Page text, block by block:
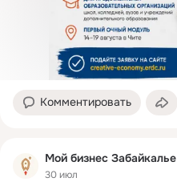
Комментировать
Мой бизнес Забайкалье
30 июл